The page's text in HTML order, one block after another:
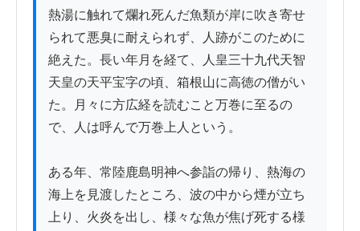
熱湯に触れて爛れ死んだ魚類が岸に吹き寄せ
られて悪臭に耐えられず、人跡がこのために
絶えた。長い年月を経て、人皇三十九代天智
天皇の天平宝字の頃、箱根山に高徳の僧がい
た。月々に方広経を読むこと万巻に至るの
で、人は呼んで万巻上人という。
ある年、常陸鹿島明神へ参詣の帰り、熱海の
海上を見渡したところ、波の中から煙が立ち
上り、火炎を出し、様々な魚が焦げ死する様